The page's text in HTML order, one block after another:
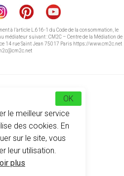
à l’article L.616-1 du Code de la consommation, le
médiateur suivant : CM2C – Centre de la Médiation de
14 rue Saint Jean 75017 Paris https://www.cm2c.net
2026 -Tunetoo
le meilleur service
des cookies. En
sur le site, vous
leur utilisation.
plus
OK